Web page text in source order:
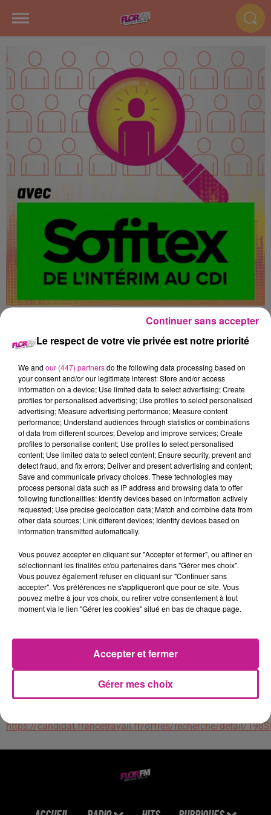
FACTEUR F/H
Mulhouse
Notre client est un groupe français de services, spécialisé
dans la distribution de courrier, de colis, la banque et les
services de proximité. Présente sur tout le territoire, elle joue
un rôle clé dans la cohésion sociale et l'aménagement du
territoire.Vos missions :
- Distribuer le courrier et les colis aux particuliers et aux
entreprises selon une tournée prédéfinie
- Assurer la collecte du courrier dans les boîtes aux lettres et
auprès des clients
- Réaliser des services de proximité (remise de
personnes isolées) Savoir-faire :
- Être rigoureux
- Apprécier le travail en autonomie et en itinérance
- Être à l'aise avec les outils informatiques
- Contrat d'intérim longue durée
- Être en possession du permis B depuis au moins 1 an, mais
- Être en possession du permis moto est un plus
https://candidat.francetravail.fr/offres/recherche/detail/
Le respect de votre vie privée est notre priorité
We and our (447) partnersdo the following data processing based on
your consent and/or our legitimate interest: Store and/or access
information on a device; Use limited data to select advertising; Create
profiles for personalised advertising; Use profiles to select personalised
advertising; Measure advertising performance; Measure content
performance; Understand audiences through statistics or combinations
of data from different sources; Develop and improve services; Create
profiles to personalise content; Use profiles to select personalised
content; Use limited data to select content; Ensure security, prevent and
detect fraud, and fix errors; Deliver and present advertising and content;
Save and communicate privacy choices. These technologies may
process personal data such as IP address and browsing data to offer
following functionalities: Identify devices based on information actively
requested; Use precise geolocation data; Match and combine data from
other data sources; Link different devices; Identify devices based on
information transmitted automatically.
Vous pouvez accepter en cliquant sur "Accepter et fermer", ou affiner en
sélectionnant les finalités et/ou partenaires dans "Gérer mes choix".
Vous pouvez également refuser en cliquant sur "Continuer sans
accepter". Vos préférences ne s'appliqueront que pour ce site. Vous
pouvez mettre à jour vos choix, ou retirer votre consentement à tout
moment via le lien "Gérer les cookies" situé en bas de chaque page.
Gérer mes choix
Accepter et fermer
Continuer sans accepter